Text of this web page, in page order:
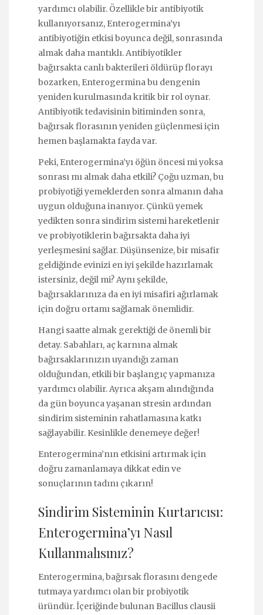
yardımcı olabilir. Özellikle bir antibiyotik
kullanıyorsanız, Enterogermina’yı
antibiyotiğin etkisi boyunca değil, sonrasında
almak daha mantıklı. Antibiyotikler
bağırsakta canlı bakterileri öldürüp florayı
bozarken, Enterogermina bu dengenin
yeniden kurulmasında kritik bir rol oynar.
Antibiyotik tedavisinin bitiminden sonra,
bağırsak florasının yeniden güçlenmesi için
hemen başlamakta fayda var.
Peki, Enterogermina’yı öğün öncesi mi yoksa
sonrası mı almak daha etkili? Çoğu uzman, bu
probiyotiği yemeklerden sonra almanın daha
uygun olduğuna inanıyor. Çünkü yemek
yedikten sonra sindirim sistemi hareketlenir
ve probiyotiklerin bağırsakta daha iyi
yerleşmesini sağlar. Düşünsenize, bir misafir
geldiğinde evinizi en iyi şekilde hazırlamak
istersiniz, değil mi? Aynı şekilde,
bağırsaklarınıza da en iyi misafiri ağırlamak
için doğru ortamı sağlamak önemlidir.
Hangi saatte almak gerektiği de önemli bir
detay. Sabahları, aç karnına almak
bağırsaklarınızın uyandığı zaman
olduğundan, etkili bir başlangıç yapmanıza
yardımcı olabilir. Ayrıca akşam alındığında
da gün boyunca yaşanan stresin ardından
sindirim sisteminin rahatlamasına katkı
sağlayabilir. Kesinlikle denemeye değer!
Enterogermina’nın etkisini artırmak için
doğru zamanlamaya dikkat edin ve
sonuçlarının tadını çıkarın!
Sindirim Sisteminin Kurtarıcısı:
Enterogermina’yı Nasıl
Kullanmalısınız?
Enterogermina, bağırsak florasını dengede
tutmaya yardımcı olan bir probiyotik
üründür. İçeriğinde bulunan Bacillus clausii